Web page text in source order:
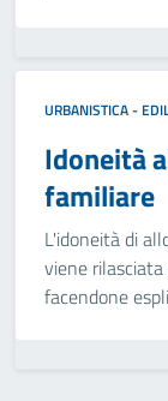
URBANISTICA -
Idoneità
familiare
L'idoneità di
viene
facendone